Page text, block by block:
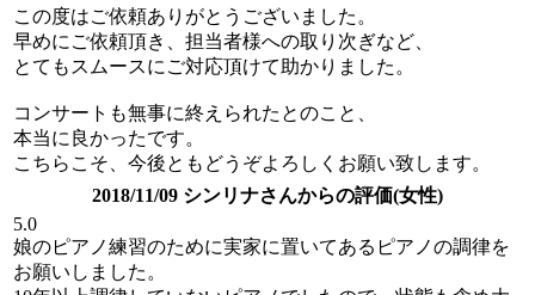
この度はご依頼ありがとうございました。
早めにご依頼頂き、担当者様への取り次ぎなど、
とてもスムースにご対応頂けて助かりました。
コンサートも無事に終えられたとのこと、
本当に良かったです。
こちらこそ、今後ともどうぞよろしくお願い致します。
2018/11/09 シンリナさんからの評価(女性)
5.0
娘のピアノ練習のために実家に置いてあるピアノの調律を
お願いしました。